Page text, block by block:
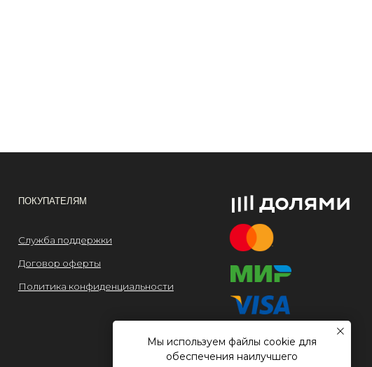
Мы используем файлы cookie для
обеспечения наилучшего